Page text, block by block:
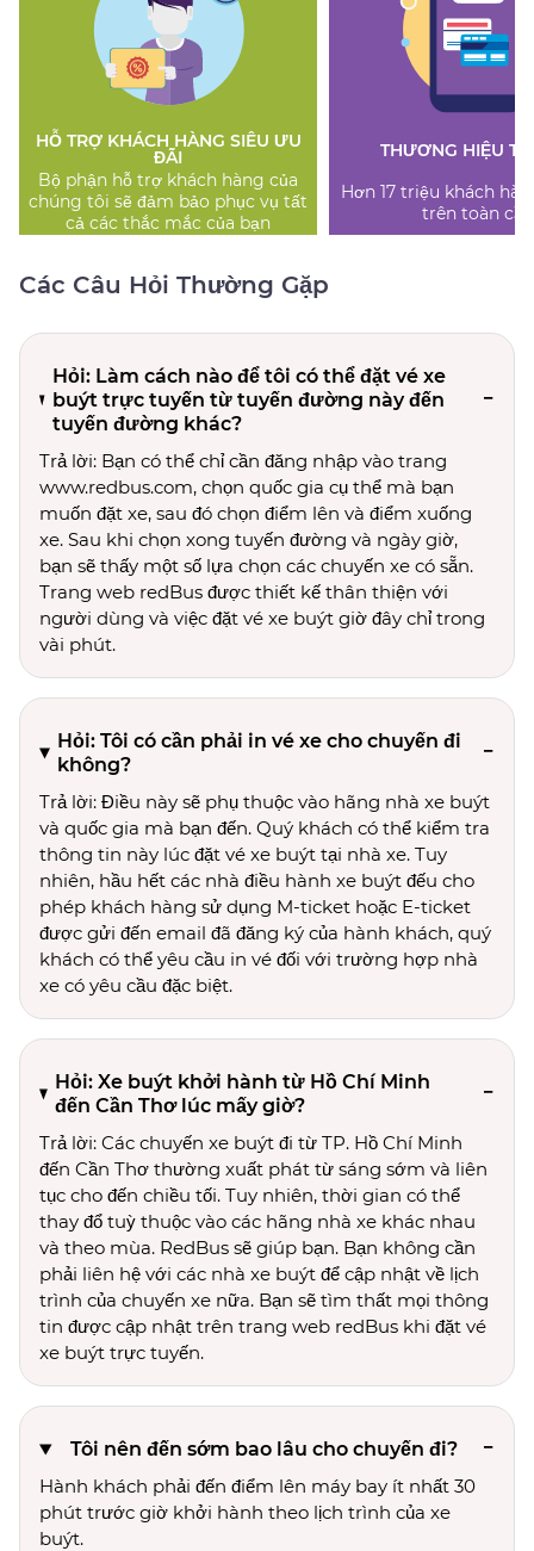
HỖ TRỢ KHÁCH HÀNG SIÊU ƯU
ĐÃI
Bộ phận hỗ trợ khách hàng của
chúng tôi sẽ đảm bảo phục vụ tất
cả các thắc mắc của bạn
THƯƠNG HIỆU
Hơn 17 triệu khách
trên toàn cầu
Các Câu Hỏi Thường Gặp
Hỏi: Làm cách nào để tôi có thể đặt vé xe
buýt trực tuyến từ tuyến đường này đến
tuyến đường khác?
Trả lời: Bạn có thể chỉ cần đăng nhập vào trang
www.redbus.com, chọn quốc gia cụ thể mà bạn
muốn đặt xe, sau đó chọn điểm lên và điểm xuống
xe. Sau khi chọn xong tuyến đường và ngày giờ,
bạn sẽ thấy một số lựa chọn các chuyến xe có sẵn.
Trang web redBus được thiết kế thân thiện với
người dùng và việc đặt vé xe buýt giờ đây chỉ trong
vài phút.
Hỏi: Tôi có cần phải in vé xe cho chuyến đi
không?
Trả lời: Điều này sẽ phụ thuộc vào hãng nhà xe buýt
và quốc gia mà bạn đến. Quý khách có thể kiểm tra
thông tin này lúc đặt vé xe buýt tại nhà xe. Tuy
nhiên, hầu hết các nhà điều hành xe buýt đếu cho
phép khách hàng sử dụng M-ticket hoặc E-ticket
được gửi đến email đã đăng ký của hành khách, quý
khách có thể yêu cầu in vé đối với trường hợp nhà
xe có yêu cầu đặc biệt.
Hỏi: Xe buýt khởi hành từ Hồ Chí Minh
đến Cần Thơ lúc mấy giờ?
Trả lời: Các chuyến xe buýt đi từ TP. Hồ Chí Minh
đến Cần Thơ thường xuất phát từ sáng sớm và liên
tục cho đến chiều tối. Tuy nhiên, thời gian có thể
thay đổ tuỳ thuộc vào các hãng nhà xe khác nhau
và theo mùa. RedBus sẽ giúp bạn. Bạn không cần
phải liên hệ với các nhà xe buýt để cập nhật về lịch
trình của chuyến xe nữa. Bạn sẽ tìm thất mọi thông
tin được cập nhật trên trang web redBus khi đặt vé
xe buýt trực tuyến.
Tôi nên đến sớm bao lâu cho chuyến đi?
Hành khách phải đến điểm lên máy bay ít nhất 30
phút trước giờ khởi hành theo lịch trình của xe
buýt.